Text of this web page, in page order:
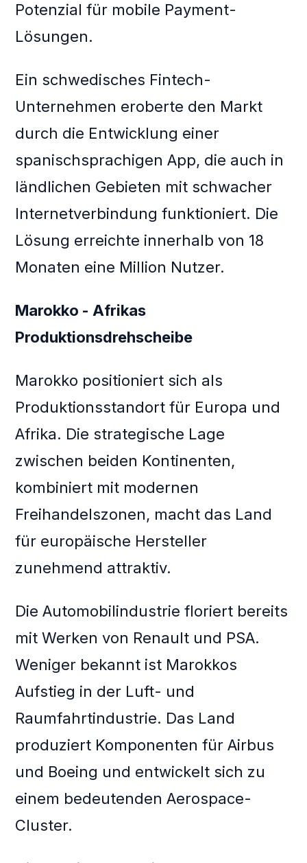
Potenzial für mobile Payment-
Lösungen.
Ein schwedisches Fintech-
Unternehmen eroberte den Markt
durch die Entwicklung einer
spanischsprachigen App, die auch in
ländlichen Gebieten mit schwacher
Internetverbindung funktioniert. Die
Lösung erreichte innerhalb von 18
Monaten eine Million Nutzer.
Marokko - Afrikas
Produktionsdrehscheibe
Marokko positioniert sich als
Produktionsstandort für Europa und
Afrika. Die strategische Lage
zwischen beiden Kontinenten,
kombiniert mit modernen
Freihandelszonen, macht das Land
für europäische Hersteller
zunehmend attraktiv.
Die Automobilindustrie floriert bereits
mit Werken von Renault und PSA.
Weniger bekannt ist Marokkos
Aufstieg in der Luft- und
Raumfahrtindustrie. Das Land
produziert Komponenten für Airbus
und Boeing und entwickelt sich zu
einem bedeutenden Aerospace-
Cluster.